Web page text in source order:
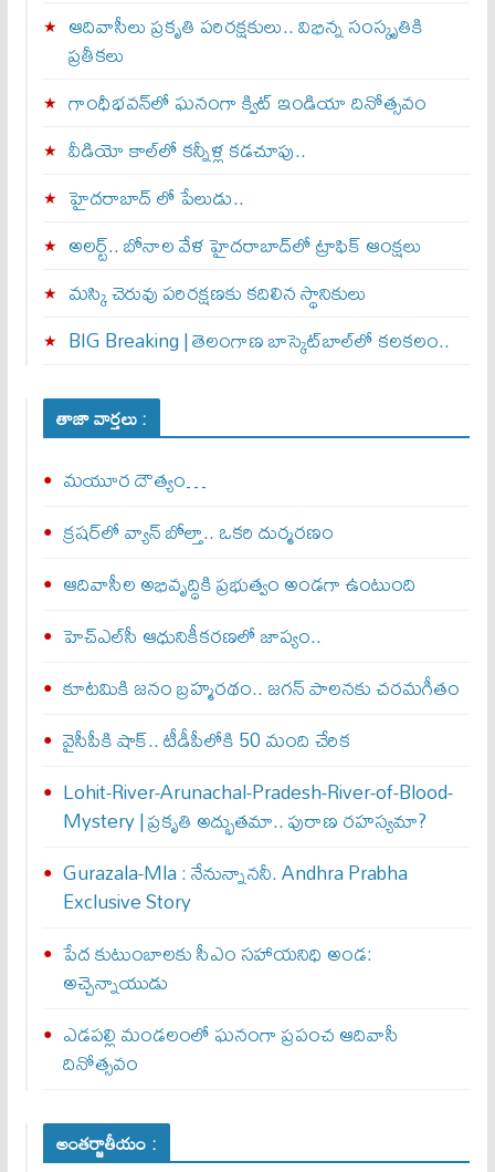
ఆదివాసీలు ప్రకృతి పరిరక్షకులు.. విభిన్న సంస్కృతికి
ప్రతీకలు
గాంధీభవన్‌లో ఘనంగా క్విట్‌ ఇండియా దినోత్సవం
వీడియో కాల్‌లో కన్నీళ్ల కడచూపు..
హైదరాబాద్ లో పేలుడు..
అలర్ట్‌.. బోనాల వేళ హైదరాబాద్‌లో ట్రాఫిక్‌ ఆంక్షలు
మస్కి చెరువు పరిరక్షణకు కదిలిన స్థానికులు
BIG Breaking | తెలంగాణ బాస్కెట్‌బాల్‌లో కలకలం..
తాజా వార్తలు :
మయూర దౌత్యం…
క్రషర్‌లో వ్యాన్ బోల్తా.. ఒకరి దుర్మరణం
ఆదివాసీల అభివృద్ధికి ప్రభుత్వం అండగా ఉంటుంది
హెచ్‌ఎల్‌సీ ఆధునికీకరణలో జాప్యం..
కూటమికి జనం బ్రహ్మరథం.. జగన్‌ పాలనకు చరమగీతం
వైసీపీకి షాక్‌.. టీడీపీలోకి 50 మంది చేరిక
Lohit-River-Arunachal-Pradesh-River-of-Blood-
Mystery | ప్రకృతి అద్భుతమా.. పురాణ రహస్యమా?
Gurazala-Mla : నేనున్నాన‌నీ. Andhra Prabha
Exclusive Story
పేద కుటుంబాలకు సీఎం సహాయనిధి అండ:
అచ్చెన్నాయుడు
ఎడపల్లి మండలంలో ఘనంగా ప్రపంచ ఆదివాసీ
దినోత్సవం
అంతర్జాతీయం :